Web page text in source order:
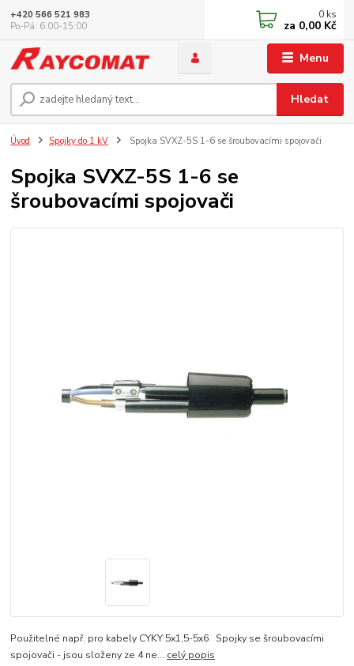
Menu
Hledat
+420 566 521 983
Po-Pá: 6:00-15:00
0 ks
za 0,00 Kč
Úvod Spojky do 1 kV Spojka SVXZ-5S 1-6 se šroubovacími spojovači
Spojka SVXZ-5S 1-6 se
šroubovacími spojovači
Použitelné např. pro kabely CYKY 5x1,5-5x6 Spojky se šroubovacími
spojovači - jsou složeny ze 4 ne... celý popis